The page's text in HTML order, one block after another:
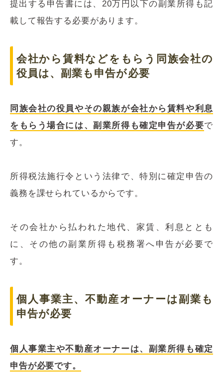
提出する申告書には、20万円以下の副業所得も記
載して報告する必要があります。
会社から賃料などをもらう同族会社の
役員は、副業も申告が必要
同族会社の役員やその親族が会社から賃料や利息
をもらう場合には、副業所得も確定申告が必要で
す。
所得税法施行令という法律で、特別に確定申告の
義務を課せられているからです。
その会社から払われた地代、家賃、利息ととも
に、その他の副業所得も税務署へ申告が必要で
す。
個人事業主、不動産オーナーは副業も
申告が必要
個人事業主や不動産オーナーは、副業所得も確定
申告が必要です。